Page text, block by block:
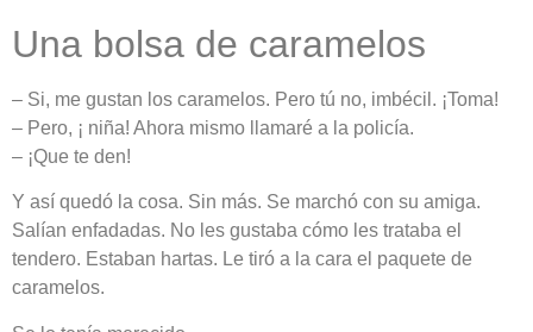
Una bolsa de caramelos
– Si, me gustan los caramelos. Pero tú no, imbécil. ¡Toma!
– Pero, ¡ niña! Ahora mismo llamaré a la policía.
– ¡Que te den!
Y así quedó la cosa. Sin más. Se marchó con su amiga.
Salían enfadadas. No les gustaba cómo les trataba el
tendero. Estaban hartas. Le tiró a la cara el paquete de
caramelos.